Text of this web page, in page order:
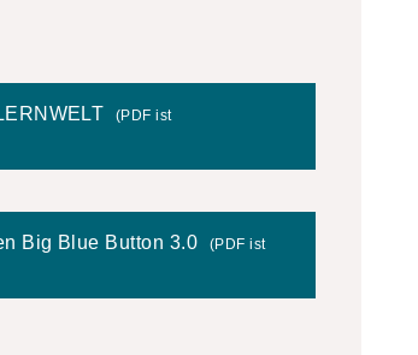
(PDF ist
Big Blue Button 3.0
(PDF ist